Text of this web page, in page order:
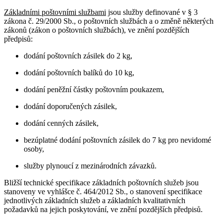
Základními poštovními službami jsou služby definované v § 3
zákona č. 29/2000 Sb., o poštovních službách a o změně některých
zákonů (zákon o poštovních službách), ve znění pozdějších
předpisů:
dodání poštovních zásilek do 2 kg,
dodání poštovních balíků do 10 kg,
dodání peněžní částky poštovním poukazem,
dodání doporučených zásilek,
dodání cenných zásilek,
bezúplatné dodání poštovních zásilek do 7 kg pro nevidomé
osoby,
služby plynoucí z mezinárodních závazků.
Bližší technické specifikace základních poštovních služeb jsou
stanoveny ve vyhlášce č. 464/2012 Sb., o stanovení specifikace
jednotlivých základních služeb a základních kvalitativních
požadavků na jejich poskytování, ve znění pozdějších předpisů.